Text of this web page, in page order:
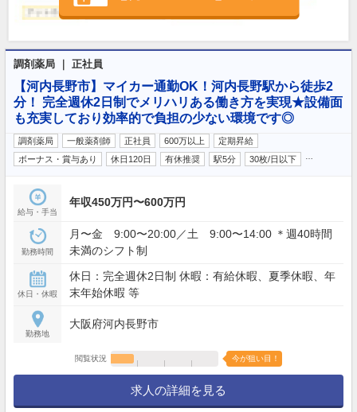
調剤薬局 ｜ 正社員
【河内長野市】マイカー通勤OK！河内長野駅から徒歩2
分！ 完全週休2日制でメリハリある働き方を実現★設備面
も充実しており効率的で負担の少ない環境です◎
調剤薬局 一般薬剤師 正社員 600万以上
定期昇給
ボーナス・賞与あり
休日120日 有休推奨 駅5分 30枚/日以下
給与・手当
年収450万円〜600万円
勤務時間
月〜金 9:00〜20:00／土 9:00〜14:00 ＊週40時間
未満のシフト制
休日・休暇
休日：完全週休2日制 休暇：有給休暇、夏季休暇、年
末年始休暇 等
勤務地
大阪府河内長野市
閲覧状況 今が狙い目！
求人の詳細を見る